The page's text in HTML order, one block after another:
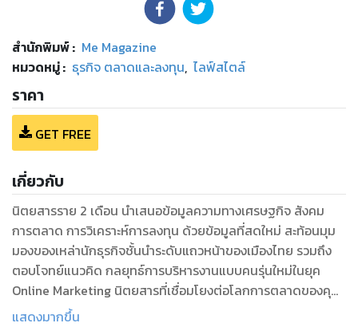
สำนักพิมพ์: Me Magazine
หมวดหมู่: ธุรกิจ ตลาดและลงทุน, ไลฟ์สไตล์
ราคา
GET FREE
เกี่ยวกับ
นิตยสารราย 2 เดือน นำเสนอข้อมูลความทางเศรษฐกิจ สังคม
การตลาด การวิเคราะห์การลงทุน ด้วยข้อมูลที่สดใหม่ สะท้อนมุม
มองของเหล่านักธุรกิจชั้นนำระดับแถวหน้าของเมืองไทย รวมถึง
ตอบโจทย์แนวคิด กลยุทธ์การบริหารงานแบบคนรุ่นใหม่ในยุค
Online Marketing นิตยสารที่เชื่อมโยงต่อโลกการตลาดของคุณ
เข้ากับ Social Network เปิดโลกธุรกิจให้กว้างขึ้น ด้วยเนื้อหา
แสดงมากขึ้น